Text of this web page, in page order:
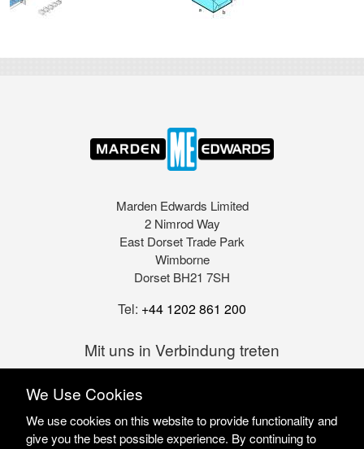
Marden Edwards Limited
2 Nimrod Way
East Dorset Trade Park
Wimborne
Dorset BH21 7SH
Tel: +44 1202 861 200
Mit uns in Verbindung treten
We Use Cookies
We use cookies on this website to provide functionality and
give you the best possible experience. By continuing to